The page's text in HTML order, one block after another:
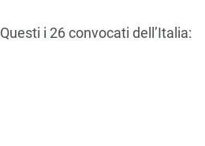
Questi i 26 convocati dell’Italia: